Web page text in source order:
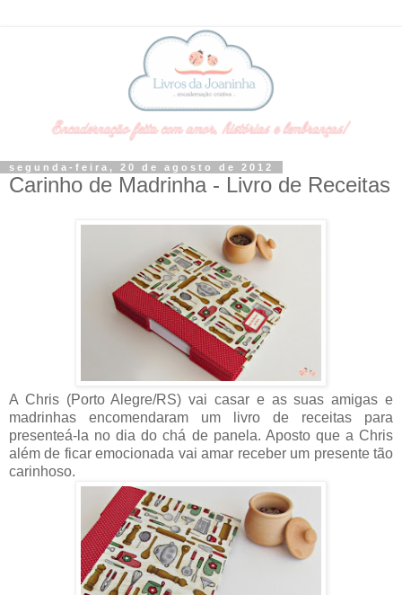
segunda-feira, 20 de agosto de 2012
Carinho de Madrinha - Livro de Receitas
A Chris (Porto Alegre/RS) vai casar e as suas amigas e
madrinhas encomendaram um livro de receitas para
presenteá-la no dia do chá de panela. Aposto que a Chris
além de ficar emocionada vai amar receber um presente tão
carinhoso.